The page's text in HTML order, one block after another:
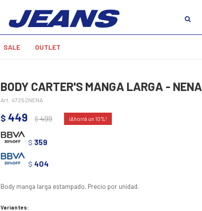
SALE OUTLET
BODY CARTER'S MANGA LARGA - NENA
47252NENA
$ 449 $499 10
$ 359
$ 404
Body manga larga estampado. Precio por unidad.
Variantes: